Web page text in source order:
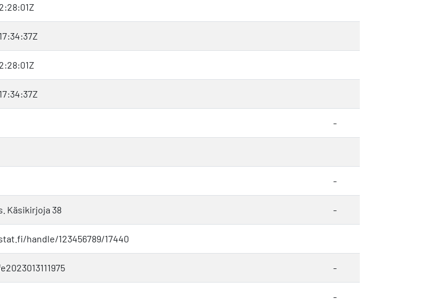
-
-
Käsikirjoja 38 -
handle/123456789/17440
-
-